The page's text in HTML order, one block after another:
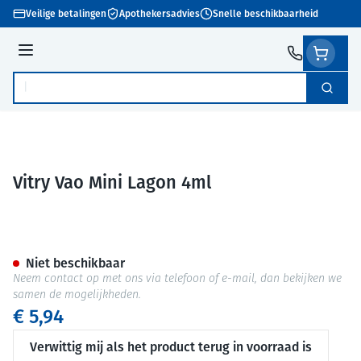
Ga naar de inhoud
Veilige betalingen Apothekersadvies Snelle beschikbaarheid
Menu
Product, merk, categorie... Zoek
Vitry Vao Mini Lagon 4ml
€ 5,94
Verwittig mij als het product terug in voorraad is
Niet beschikbaar
Neem contact op met ons via telefoon of e-mail, dan bekijken we
samen de mogelijkheden.